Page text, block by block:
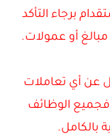
برجاء التأكد
أو عمولات.
عن أي تعاملات
الوظائف
بالكامل.